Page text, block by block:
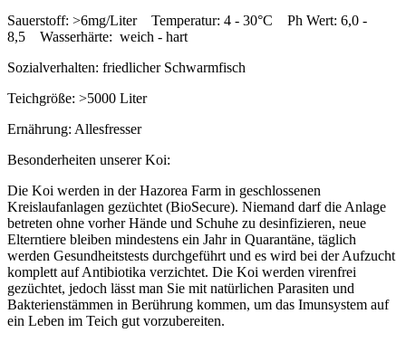
Sauerstoff: >6mg/Liter Temperatur: 4 - 30°C Ph Wert: 6,0 -
8,5 Wasserhärte: weich - hart
Sozialverhalten: friedlicher Schwarmfisch
Teichgröße: >5000 Liter
Ernährung: Allesfresser
Besonderheiten unserer Koi:
Die Koi werden in der Hazorea Farm in geschlossenen
Kreislaufanlagen gezüchtet (BioSecure). Niemand darf die Anlage
betreten ohne vorher Hände und Schuhe zu desinfizieren, neue
Elterntiere bleiben mindestens ein Jahr in Quarantäne, täglich
werden Gesundheitstests durchgeführt und es wird bei der Aufzucht
komplett auf Antibiotika verzichtet. Die Koi werden virenfrei
gezüchtet, jedoch lässt man Sie mit natürlichen Parasiten und
Bakterienstämmen in Berührung kommen, um das Imunsystem auf
ein Leben im Teich gut vorzubereiten.